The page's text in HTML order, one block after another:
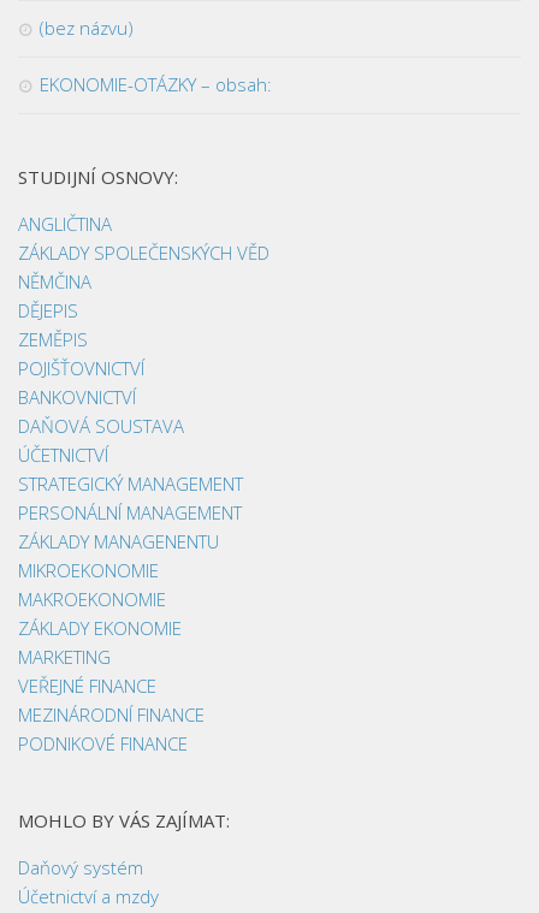
(bez názvu)
EKONOMIE-OTÁZKY – obsah:
STUDIJNÍ OSNOVY:
ANGLIČTINA
ZÁKLADY SPOLEČENSKÝCH VĚD
NĚMČINA
DĚJEPIS
ZEMĚPIS
POJIŠŤOVNICTVÍ
BANKOVNICTVÍ
DAŇOVÁ SOUSTAVA
ÚČETNICTVÍ
STRATEGICKÝ MANAGEMENT
PERSONÁLNÍ MANAGEMENT
ZÁKLADY MANAGENENTU
MIKROEKONOMIE
MAKROEKONOMIE
ZÁKLADY EKONOMIE
MARKETING
VEŘEJNÉ FINANCE
MEZINÁRODNÍ FINANCE
PODNIKOVÉ FINANCE
MOHLO BY VÁS ZAJÍMAT:
Daňový systém
Účetnictví a mzdy